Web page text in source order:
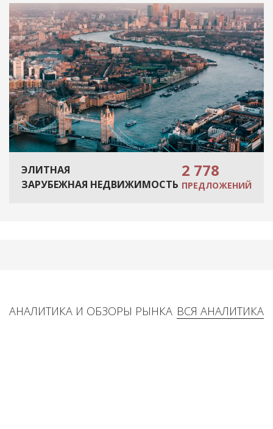
ЭЛИТНАЯ
ЗАРУБЕЖНАЯ НЕДВИЖИМОСТЬ
2 778
ПРЕДЛОЖЕНИЙ
ВСЯ АНАЛИТИКА
АНАЛИТИКА И ОБЗОРЫ РЫНКА